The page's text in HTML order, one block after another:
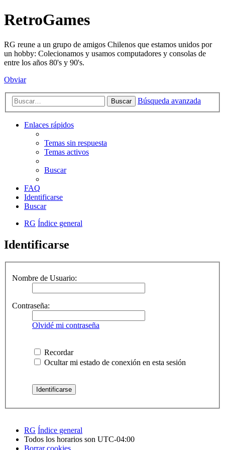
RetroGames
RG reune a un grupo de amigos Chilenos que estamos unidos por
un hobby: Colecionamos y usamos computadores y consolas de
entre los años 80's y 90's.
Obviar
Buscar Búsqueda avanzada
Enlaces rápidos
Temas sin respuesta
Temas activos
Buscar
FAQ
Identificarse
Buscar
RG Índice general
Identificarse
Nombre de Usuario:
Contraseña:
Olvidé mi contraseña
Recordar
Ocultar mi estado de conexión en esta sesión
RG Índice general
Todos los horarios son UTC-04:00
Borrar cookies